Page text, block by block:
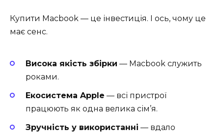
Купити Macbook — це інвестиція. І ось, чому це
має сенс.
Висока якість збірки — Macbook служить
роками.
Екосистема Apple — всі пристрої
працюють як одна велика сім’я.
Зручність у використанні — вдало